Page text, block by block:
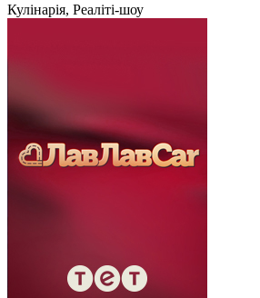
Кулінарія, Реаліті-шоу